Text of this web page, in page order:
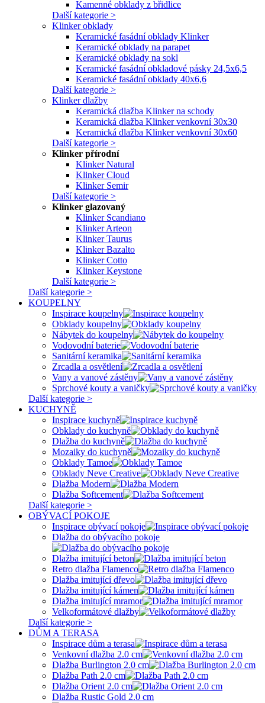
Kamenné obklady z břidlice
Další kategorie >
Klinker obklady
Keramické fasádní obklady Klinker
Keramické obklady na parapet
Keramické obklady na sokl
Keramické fasádní obkladové pásky 24,5x6,5
Keramické fasádní obklady 40x6,6
Další kategorie >
Klinker dlažby
Keramická dlažba Klinker na schody
Keramická dlažba Klinker venkovní 30x30
Keramická dlažba Klinker venkovní 30x60
Další kategorie >
Klinker přírodní
Klinker Natural
Klinker Cloud
Klinker Semir
Další kategorie >
Klinker glazovaný
Klinker Scandiano
Klinker Arteon
Klinker Taurus
Klinker Bazalto
Klinker Cotto
Klinker Keystone
Další kategorie >
Další kategorie >
KOUPELNY
Inspirace koupelny
Obklady koupelny
Nábytek do koupelny
Vodovodní baterie
Sanitární keramika
Zrcadla a osvětlení
Vany a vanové zástěny
Sprchové kouty a vaničky
Další kategorie >
KUCHYNĚ
Inspirace kuchyně
Obklady do kuchyně
Dlažba do kuchyně
Mozaiky do kuchyně
Obklady Tamoe
Obklady Neve Creative
Dlažba Modern
Dlažba Softcement
Další kategorie >
OBÝVACÍ POKOJE
Inspirace obývací pokoje
Dlažba do obývacího pokoje
Dlažba imitující beton
Retro dlažba Flamenco
Dlažba imitující dřevo
Dlažba imitující kámen
Dlažba imitující mramor
Velkoformátové dlažby
Další kategorie >
DŮM A TERASA
Inspirace dům a terasa
Venkovní dlažba 2.0 cm
Dlažba Burlington 2.0 cm
Dlažba Path 2.0 cm
Dlažba Orient 2.0 cm
Dlažba Rustic Gold 2.0 cm